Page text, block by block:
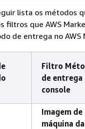
lista os métodos
filtros que AWS
de entrega no AWS
Filtro
de entrega
console
Imagem de
máquina da